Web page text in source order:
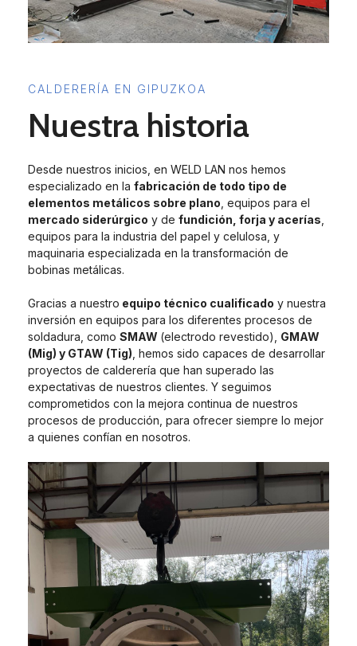
CALDERERÍA EN GIPUZKOA
Nuestra historia
Desde nuestros inicios, en WELD LAN nos hemos
especializado en la fabricación de todo tipo de
elementos metálicos sobre plano , equipos para el
mercado siderúrgico y de fundición, forja y acerías
equipos para la industria del papel y celulosa, y
maquinaria especializada en la transformación de
bobinas metálicas.
Gracias a nuestro equipo técnico cualificado y nuestra
inversión en equipos para los diferentes procesos de
soldadura, como SMAW (electrodo revestido), GMAW
(Mig) y GTAW (Tig) , hemos sido capaces de desarrollar
proyectos de calderería que han superado las
expectativas de nuestros clientes. Y seguimos
comprometidos con la mejora continua de nuestros
procesos de producción, para ofrecer siempre lo mejor
a quienes confían en nosotros.